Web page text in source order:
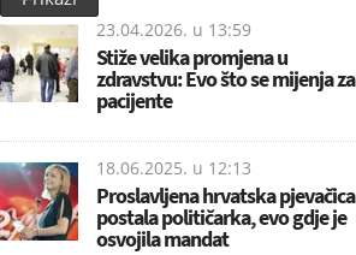
23.04.2026. u 13:59
Stiže velika promjena u
zdravstvu: Evo što se mijenja za
pacijente
18.06.2025. u 12:13
Proslavljena hrvatska pjevačica
postala političarka, evo gdje je
osvojila mandat